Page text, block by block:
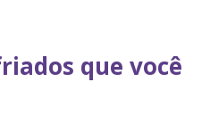
que você